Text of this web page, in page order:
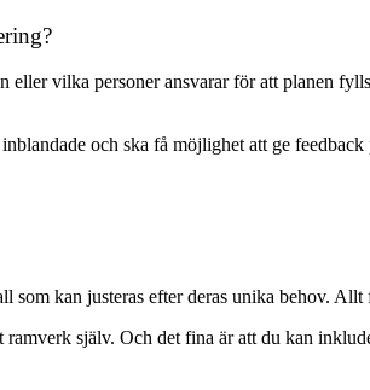
eller vilka personer ansvarar för att planen
och ska få möjlighet att ge
kan justeras efter deras unika behov.
själv. Och det fina är att du kan